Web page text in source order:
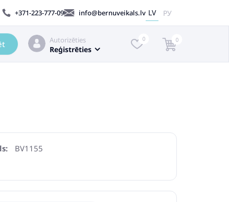
+371-223-777-09 info@bernuveikals.lv LV РУ
Autorizēties
Reģistrēties
0 0
BV1155